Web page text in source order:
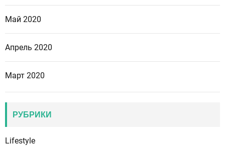
Май 2020
Апрель 2020
Март 2020
РУБРИКИ
Lifestyle